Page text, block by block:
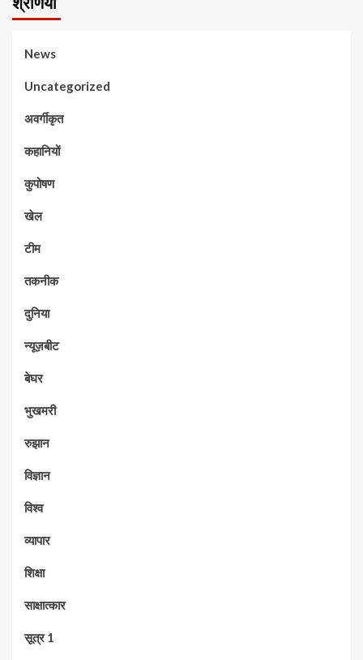
News
Uncategorized
अवर्गीकृत
कहानियों
कुपोषण
खेल
टीम
तकनीक
दुनिया
न्यूज़बीट
बेघर
भुखमरी
रुझान
विज्ञान
विश्व
व्यापार
शिक्षा
साक्षात्कार
सूत्र 1